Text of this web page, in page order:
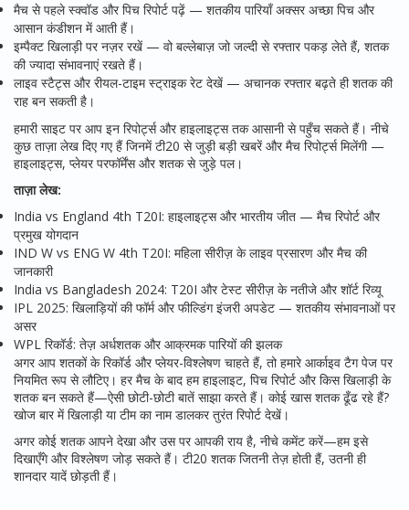
मैच से पहले स्क्वॉड और पिच रिपोर्ट पढ़ें — शतकीय पारियाँ अक्सर अच्छा पिच और
आसान कंडीशन में आती हैं।
इम्पैक्ट खिलाड़ी पर नज़र रखें — वो बल्लेबाज़ जो जल्दी से रफ्तार पकड़ लेते हैं, शतक
की ज्यादा संभावनाएं रखते हैं।
लाइव स्टैट्स और रीयल-टाइम स्ट्राइक रेट देखें — अचानक रफ्तार बढ़ते ही शतक की
राह बन सकती है।
हमारी साइट पर आप इन रिपोर्ट्स और हाइलाइट्स तक आसानी से पहुँच सकते हैं। नीचे
कुछ ताज़ा लेख दिए गए हैं जिनमें टी20 से जुड़ी बड़ी खबरें और मैच रिपोर्ट्स मिलेंगी —
हाइलाइट्स, प्लेयर परफॉर्मेंस और शतक से जुड़े पल।
ताज़ा लेख:
India vs England 4th T20I: हाइलाइट्स और भारतीय जीत — मैच रिपोर्ट और
प्रमुख योगदान
IND W vs ENG W 4th T20I: महिला सीरीज़ के लाइव प्रसारण और मैच की
जानकारी
India vs Bangladesh 2024: T20I और टेस्ट सीरीज़ के नतीजे और शॉर्ट रिव्यू
IPL 2025: खिलाड़ियों की फॉर्म और फील्डिंग इंजरी अपडेट — शतकीय संभावनाओं पर
असर
WPL रिकॉर्ड: तेज़ अर्धशतक और आक्रमक पारियों की झलक
अगर आप शतकों के रिकॉर्ड और प्लेयर-विश्लेषण चाहते हैं, तो हमारे आर्काइव टैग पेज पर
नियमित रूप से लौटिए। हर मैच के बाद हम हाइलाइट, पिच रिपोर्ट और किस खिलाड़ी के
शतक बन सकते हैं—ऐसी छोटी-छोटी बातें साझा करते हैं। कोई खास शतक ढूँढ रहे हैं?
खोज बार में खिलाड़ी या टीम का नाम डालकर तुरंत रिपोर्ट देखें।
अगर कोई शतक आपने देखा और उस पर आपकी राय है, नीचे कमेंट करें—हम इसे
दिखाएँगे और विश्लेषण जोड़ सकते हैं। टी20 शतक जितनी तेज़ होती हैं, उतनी ही
शानदार यादें छोड़ती हैं।